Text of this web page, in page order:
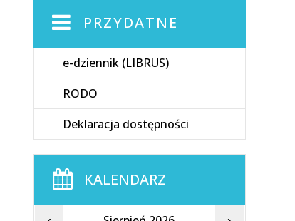
PRZYDATNE
e-dziennik (LIBRUS)
RODO
Deklaracja dostępności
KALENDARZ